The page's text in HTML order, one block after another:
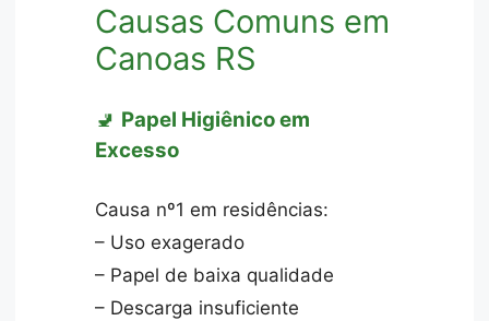
Causas Comuns em
Canoas RS
🚽 Papel Higiênico em
Excesso
Causa nº1 em residências:
– Uso exagerado
– Papel de baixa qualidade
– Descarga insuficiente